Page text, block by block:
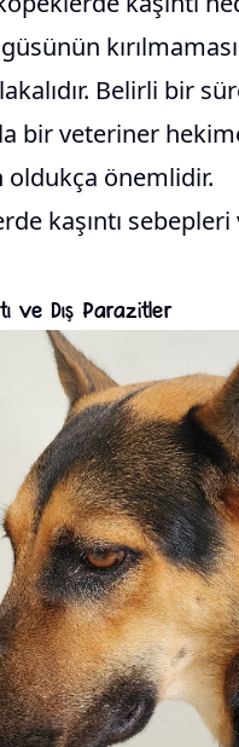
Belirli bir
bir veteriner
oldukça önemlidir.
kaşıntı
ve Dış Parazitler